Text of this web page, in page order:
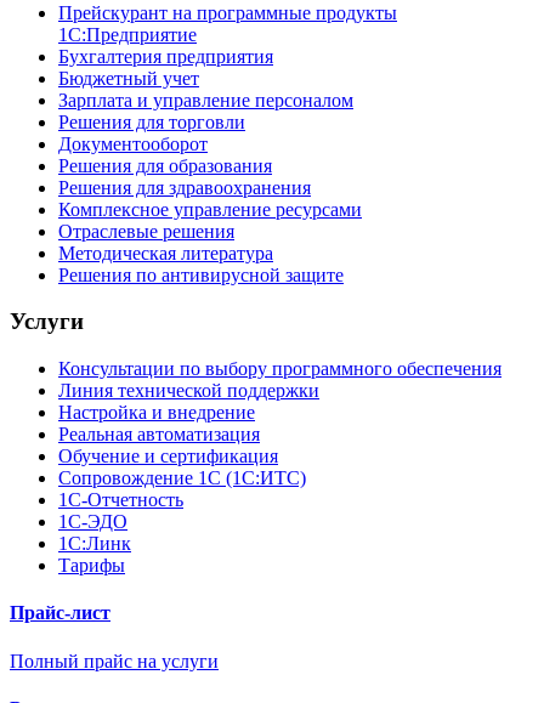
Прейскурант на программные продукты
1С:Предприятие
Бухгалтерия предприятия
Бюджетный учет
Зарплата и управление персоналом
Решения для торговли
Документооборот
Решения для образования
Решения для здравоохранения
Комплексное управление ресурсами
Отраслевые решения
Методическая литература
Решения по антивирусной защите
Услуги
Консультации по выбору программного обеспечения
Линия технической поддержки
Настройка и внедрение
Реальная автоматизация
Обучение и сертификация
Сопровождение 1С (1С:ИТС)
1С-Отчетность
1С-ЭДО
1С:Линк
Тарифы
Прайс-лист
Полный прайс на услуги